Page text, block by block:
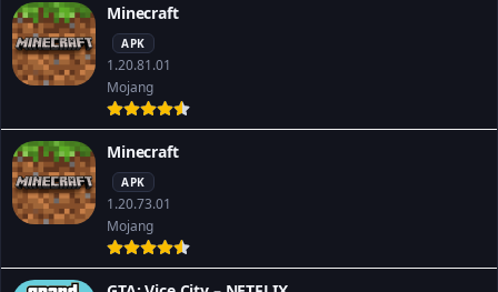
Minecraft
APK
1.20.81.01
Mojang
Minecraft
APK
1.20.73.01
Mojang